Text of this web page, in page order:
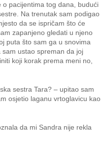
pacijentima tog dana, budući
Na trenutak sam podigao
da se ispričam što će
zapanjeno gledati u njeno
puta što sam ga u snovima
ustao spreman da joj
koji korak prema meni no,
sestra Tara? – upitao sam
osjetio laganu vrtoglavicu kao
da mi Sandra nije rekla